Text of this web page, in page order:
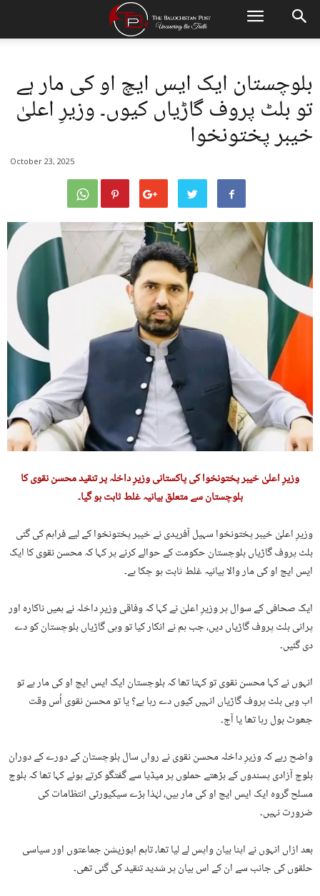
بلوچستان ایک ایس ایچ او کی مار ہے
تو بلٹ پروف گاڑیاں کیوں۔ وزیرِ اعلیٰ
خیبر پختونخوا
October 23, 2025
وزیرِ اعلیٰ خیبر پختونخوا کی پاکستانی وزیرِ داخلہ پر تنقید محسن نقوی کا
بلوچستان سے متعلق بیانیہ غلط ثابت ہو گیا۔
‏وزیرِ اعلیٰ خیبر پختونخوا سہیل آفریدی نے خیبر پختونخوا کے لیے فراہم کی گئی
بلٹ پروف گاڑیاں بلوچستان حکومت کے حوالے کرنے پر کہا کہ محسن نقوی کا ایک
ایس ایچ او کی مار والا بیانیہ غلط ثابت ہو چکا ہے۔
‏ایک صحافی کے سوال پر وزیرِ اعلیٰ نے کہا کہ وفاقی وزیرِ داخلہ نے ہمیں ناکارہ اور
پرانی بلٹ پروف گاڑیاں دیں، جب ہم نے انکار کیا تو وہی گاڑیاں بلوچستان کو دے
دی گئیں۔
‏انہوں نے کہا محسن نقوی تو کہتا تھا کہ بلوچستان ایک ایس ایچ او کی مار ہے تو
اب وہی بلٹ پروف گاڑیاں انہیں کیوں دے رہا ہے؟ یا تو محسن نقوی اُس وقت
جھوٹ بول رہا تھا یا آج۔
‏واضح رہے کہ وزیرِ داخلہ محسن نقوی نے رواں سال بلوچستان کے دورے کے دوران
بلوچ آزادی پسندوں کے بڑھتے حملوں پر میڈیا سے گفتگو کرتے ہوئے کہا تھا کہ بلوچ
مسلح گروہ ایک ایس ایچ او کی مار ہیں، لہٰذا بڑے سیکیورٹی انتظامات کی
ضرورت نہیں۔
‏بعد ازاں انہوں نے اپنا بیان واپس لے لیا تھا، تاہم اپوزیشن جماعتوں اور سیاسی
حلقوں کی جانب سے ان کے اس بیان پر شدید تنقید کی گئی تھی۔